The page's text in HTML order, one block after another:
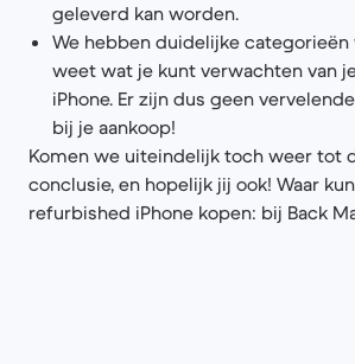
geleverd kan worden.
We hebben duidelijke categorieën
weet wat je kunt verwachten van
iPhone. Er zijn dus geen
bij je aankoop!
Komen we uiteindelijk toch weer tot
conclusie, en hopelijk jij ook! Waar
refurbished iPhone kopen: bij Back